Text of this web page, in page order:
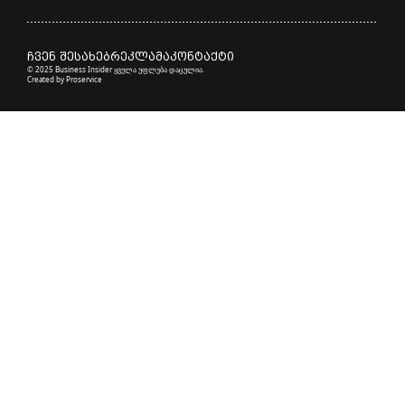
ჩვენ შესახებრეკლამაკონტაქტი
© 2025 Business Insider ყველა უფლება დაცულია.
Created byProservice